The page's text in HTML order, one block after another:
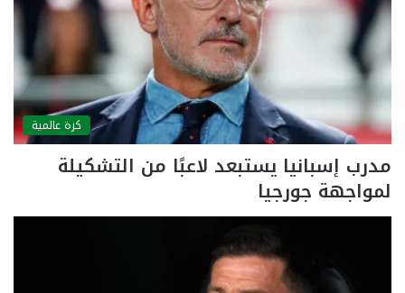
كرة عالمية
مدرب إسبانيا يستبعد لاعبًا من التشكيلة
لمواجهة جورجيا